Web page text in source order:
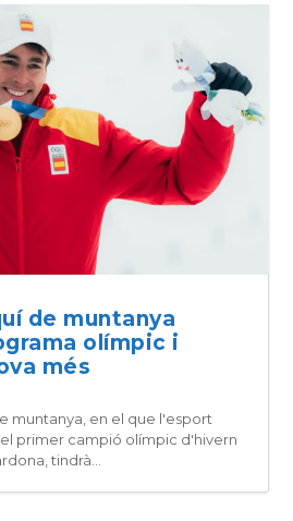
de muntanya
olímpic i
més
muntanya, en el que l'esport
primer campió olímpic d'hivern
tindrà...